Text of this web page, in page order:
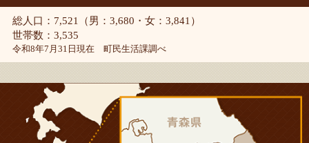
総人口：7,521（男：3,680・女：3,841）
世帯数：3,535
令和8年7月31日現在 町民生活課調べ